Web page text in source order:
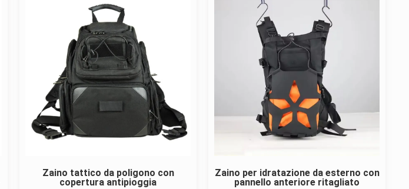
Zaino tattico da poligono con
copertura antipioggia
Zaino per idratazione da esterno con
pannello anteriore ritagliato